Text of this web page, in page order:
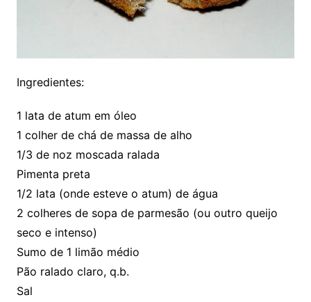
Ingredientes:
1 lata de atum em óleo
1 colher de chá de massa de alho
1/3 de noz moscada ralada
Pimenta preta
1/2 lata (onde esteve o atum) de água
2 colheres de sopa de parmesão (ou outro queijo
seco e intenso)
Sumo de 1 limão médio
Pão ralado claro, q.b.
Sal